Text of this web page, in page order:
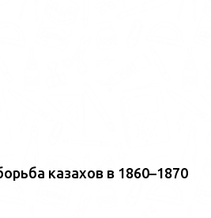
казахов в 1860–1870